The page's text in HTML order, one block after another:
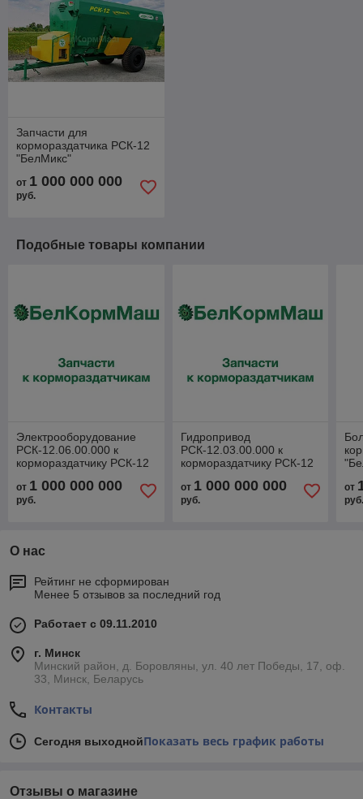
Запчасти для
кормораздатчика РСК-12
"БелМикс"
от 1 000 000 000
руб.
Подобные товары компании
Электрооборудование
РСК-12.06.00.000 к
кормораздатчику РСК-12
от 1 000 000 000
руб.
Гидропривод
РСК-12.03.00.000 к
кормораздатчику РСК-12
от 1 000 000 000
руб.
от
О нас
Рейтинг не сформирован
Менее 5 отзывов за последний год
Работает с 09.11.2010
г. Минск
Минский район, д. Боровляны, ул. 40 лет Победы, 17, оф.
33, Минск, Беларусь
Контакты
Сегодня выходнойПоказать весь график работы
Отзывы о магазине